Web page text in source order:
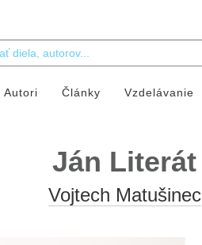
Autori Články Vzdelávanie
Ján Literát
Vojtech Matušinec